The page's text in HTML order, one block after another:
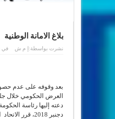
بلاغ الامانة الوطنية
نشرت بواسطة: إ م ش في
بعد وقوفه على عدم
العرض الحكومي خلال
دجنبر 2018، قرر